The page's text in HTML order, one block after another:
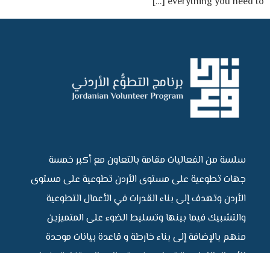
سلسة من الفعاليات مقامة بالتعاون مع أكبر خمسة
جهات تطوعية على مستوى الأردن تطوعية على مستوى
الأردن وتهدف إلى بناء القدرات في الأعمال التطوعية
والتشبيك فيما بينها وتسليط الضوء على المتميزين
منهم بالإضافة إلى بناء خارطة و قاعدة بيانات موحدة